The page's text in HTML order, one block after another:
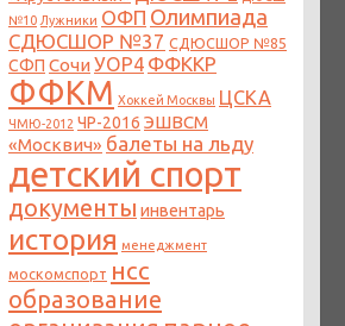
№10 Лужники ОФП Олимпиада
СДЮСШОР №37 СДЮСШОР №85
СФП СочиУОР4 ФФККР
ФФКМ Хоккей Москвы ЦСКА
ЧМЮ-2012 ЧР-2016 ЭШВСМ
«Москвич» балеты на льду
детский спорт
документы инвентарь
история менеджмент
москомспорт нсс
образование